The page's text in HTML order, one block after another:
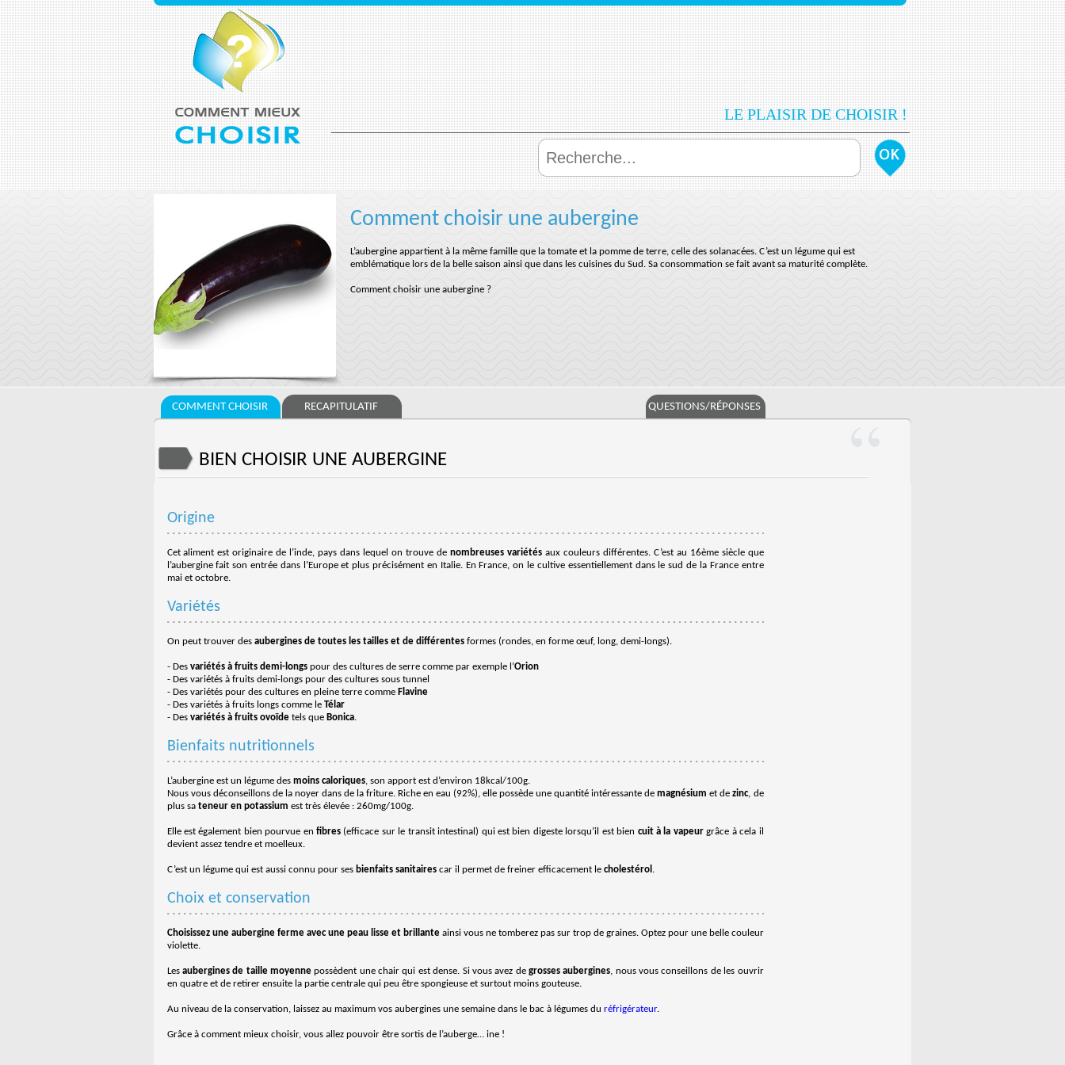
LE PLAISIR DE CHOISIR !
Comment choisir une aubergine
L’aubergine appartient à la même famille que la tomate et la pomme de terre, celle des solanacées. C’est un légume qui est
emblématique lors de la belle saison ainsi que dans les cuisines du Sud. Sa consommation se fait avant sa maturité complète.
Comment choisir une aubergine ?
COMMENT CHOISIR RECAPITULATIF QUESTIONS/RÉPONSES
BIEN CHOISIR UNE AUBERGINE
Origine
Cet aliment est originaire de l’inde, pays dans lequel on trouve de nombreuses variétés aux couleurs différentes. C’est au 16ème siècle que
l’aubergine fait son entrée dans l’Europe et plus précisément en Italie. En France, on le cultive essentiellement dans le sud de la France entre
mai et octobre.
Variétés
On peut trouver des aubergines de toutes les tailles et de différentes formes (rondes, en forme œuf, long, demi-longs).
- Des variétés à fruits demi-longs pour des cultures de serre comme par exemple l’Orion
- Des variétés à fruits demi-longs pour des cultures sous tunnel
- Des variétés pour des cultures en pleine terre commeFlavine
- Des variétés à fruits longs comme le Télar
- Des variétés à fruits ovoïdetels que Bonica.
Bienfaits nutritionnels
L’aubergine est un légume des moins caloriques, son apport est d’environ 18kcal/100g.
Nous vous déconseillons de la noyer dans de la friture. Riche en eau (92%), elle possède une quantité intéressante demagnésium et dezinc, de
plus sa teneur en potassium est très élevée : 260mg/100g.
Elle est également bien pourvue enfibres (efficace sur le transit intestinal) qui est bien digeste lorsqu’il est bien cuit à la vapeurgrâce à cela il
devient assez tendre et moelleux.
C’est un légume qui est aussi connu pour ses bienfaits sanitaires car il permet de freiner efficacement le cholestérol .
Choix et conservation
Choisissez une aubergine ferme avec une peau lisse et brillanteainsi vous ne tomberez pas sur trop de graines. Optez pour une belle couleur
violette.
Les aubergines de taille moyennepossèdent une chair qui est dense. Si vous avez de grosses aubergines, nous vous conseillons de les ouvrir
en quatre et de retirer ensuite la partie centrale qui peu être spongieuse et surtout moins gouteuse.
Au niveau de la conservation, laissez au maximum vos aubergines une semaine dans le bac à légumes du réfrigérateur.
Grâce à comment mieux choisir, vous allez pouvoir être sortis de l’auberge… ine !